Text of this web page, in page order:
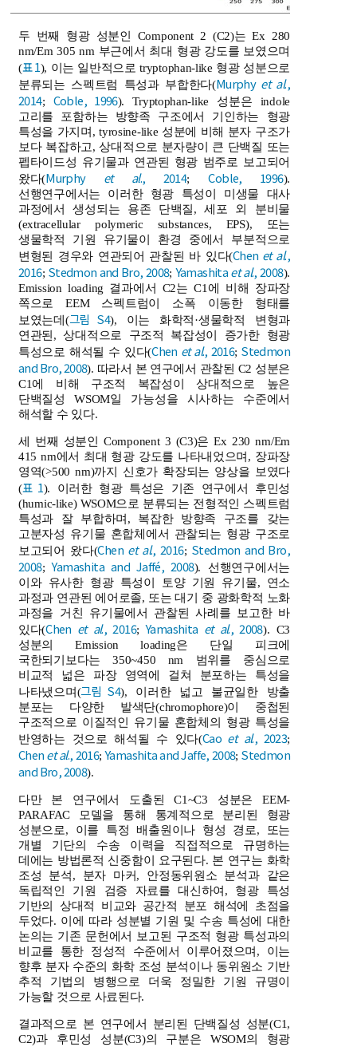
두 번째 형광 성분인 Component 2 (C2)는 Ex 280
nm/Em 305 nm 부근에서 최대 형광 강도를 보였으며
(표 1), 이는 일반적으로 tryptophan-like 형광 성분으로
분류되는 스펙트럼 특성과 부합한다(Murphy et al.,
2014; Coble, 1996). Tryptophan-like 성분은 indole
고리를 포함하는 방향족 구조에서 기인하는 형광
특성을 가지며, tyrosine-like 성분에 비해 분자 구조가
보다 복잡하고, 상대적으로 분자량이 큰 단백질 또는
펩타이드성 유기물과 연관된 형광 범주로 보고되어
왔다(Murphy et al., 2014;Coble, 1996).
선행연구에서는 이러한 형광 특성이 미생물 대사
과정에서 생성되는 용존 단백질, 세포 외 분비물
(extracellular polymeric substances, EPS), 또는
생물학적 기원 유기물이 환경 중에서 부분적으로
변형된 경우와 연관되어 관찰된 바 있다(Chen et al.,
2016; Stedmon and Bro, 2008;Yamashitaet al., 2008).
Emission loading 결과에서 C2는 C1에 비해 장파장
쪽으로 EEM 스펙트럼이 소폭 이동한 형태를
보였는데(그림 S4), 이는 화학적·생물학적 변형과
연관된, 상대적으로 구조적 복잡성이 증가한 형광
특성으로 해석될 수 있다(Chen et al., 2016;Stedmon
and Bro, 2008). 따라서 본 연구에서 관찰된 C2 성분은
C1에 비해 구조적 복잡성이 상대적으로 높은
단백질성 WSOM일 가능성을 시사하는 수준에서
해석할 수 있다.
세 번째 성분인 Component 3 (C3)은 Ex 230 nm/Em
415 nm에서 최대 형광 강도를 나타내었으며, 장파장
영역(>500 nm)까지 신호가 확장되는 양상을 보였다
(표 1). 이러한 형광 특성은 기존 연구에서 후민성
(humic-like) WSOM으로 분류되는 전형적인 스펙트럼
특성과 잘 부합하며, 복잡한 방향족 구조를 갖는
고분자성 유기물 혼합체에서 관찰되는 형광 구조로
보고되어 왔다(Chen et al., 2016; Stedmon and Bro,
2008;Yamashita and Jaffé, 2008). 선행연구에서는
이와 유사한 형광 특성이 토양 기원 유기물, 연소
과정과 연관된 에어로졸, 또는 대기 중 광화학적 노화
과정을 거친 유기물에서 관찰된 사례를 보고한 바
있다(Chen et al., 2016;Yamashita et al., 2008). C3
성분의 Emission loading은 단일 피크에
국한되기보다는 350~450 nm 범위를 중심으로
비교적 넓은 파장 영역에 걸쳐 분포하는 특성을
나타냈으며(그림 S4), 이러한 넓고 불균일한 방출
분포는 다양한 발색단(chromophore)이 중첩된
구조적으로 이질적인 유기물 혼합체의 형광 특성을
반영하는 것으로 해석될 수 있다(Cao et al., 2023;
Chenet al., 2016;Yamashita and Jaffe, 2008;Stedmon
and Bro, 2008).
다만 본 연구에서 도출된 C1~C3 성분은 EEM-
PARAFAC 모델을 통해 통계적으로 분리된 형광
성분으로, 이를 특정 배출원이나 형성 경로, 또는
개별 기단의 수송 이력을 직접적으로 규명하는
데에는 방법론적 신중함이 요구된다. 본 연구는 화학
조성 분석, 분자 마커, 안정동위원소 분석과 같은
독립적인 기원 검증 자료를 대신하여, 형광 특성
기반의 상대적 비교와 공간적 분포 해석에 초점을
두었다. 이에 따라 성분별 기원 및 수송 특성에 대한
논의는 기존 문헌에서 보고된 구조적 형광 특성과의
비교를 통한 정성적 수준에서 이루어졌으며, 이는
향후 분자 수준의 화학 조성 분석이나 동위원소 기반
추적 기법의 병행으로 더욱 정밀한 기원 규명이
가능할 것으로 사료된다.
결과적으로 본 연구에서 분리된 단백질성 성분(C1,
C2)과 후민성 성분(C3)의 구분은 WSOM의 형광